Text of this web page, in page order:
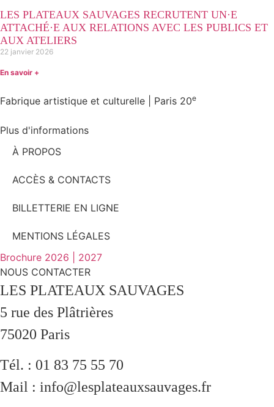
LES PLATEAUX SAUVAGES RECRUTENT UN·E
ATTACHÉ·E AUX RELATIONS AVEC LES PUBLICS ET
AUX ATELIERS
22 janvier 2026
En savoir +
Fabrique artistique et culturelle | Paris 20e
Plus d'informations
À PROPOS
ACCÈS & CONTACTS
BILLETTERIE EN LIGNE
MENTIONS LÉGALES
Brochure 2026 | 2027
NOUS CONTACTER
LES PLATEAUX SAUVAGES
5 rue des Plâtrières
75020 Paris
Tél. : 01 83 75 55 70
Mail : info@lesplateauxsauvages.fr